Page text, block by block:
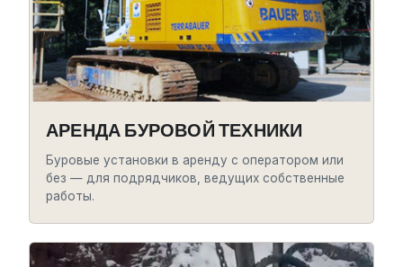
АРЕНДА БУРОВОЙ ТЕХНИКИ
Буровые установки в аренду с оператором или
без — для подрядчиков, ведущих собственные
работы.